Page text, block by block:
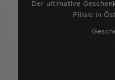
Der ultimative
Filiale in